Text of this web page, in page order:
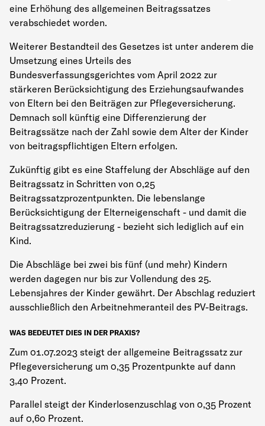
eine Erhöhung des allgemeinen Beitragssatzes
verabschiedet worden.
Weiterer Bestandteil des Gesetzes ist unter anderem die
Umsetzung eines Urteils des
Bundesverfassungsgerichtes vom April 2022 zur
stärkeren Berücksichtigung des Erziehungsaufwandes
von Eltern bei den Beiträgen zur Pflegeversicherung.
Demnach soll künftig eine Differenzierung der
Beitragssätze nach der Zahl sowie dem Alter der Kinder
von beitragspflichtigen Eltern erfolgen.
Zukünftig gibt es eine Staffelung der Abschläge auf den
Beitragssatz in Schritten von 0,25
Beitragssatzprozentpunkten. Die lebenslange
Berücksichtigung der Elterneigenschaft - und damit die
Beitragssatzreduzierung - bezieht sich lediglich auf ein
Kind.
Die Abschläge bei zwei bis fünf (und mehr) Kindern
werden dagegen nur bis zur Vollendung des 25.
Lebensjahres der Kinder gewährt. Der Abschlag reduziert
ausschließlich den Arbeitnehmeranteil des PV-Beitrags.
WAS BEDEUTET DIES IN DER PRAXIS?
Zum 01.07.2023 steigt der allgemeine Beitragssatz zur
Pflegeversicherung um 0,35 Prozentpunkte auf dann
3,40 Prozent.
Parallel steigt der Kinderlosenzuschlag von 0,35 Prozent
auf 0,60 Prozent.